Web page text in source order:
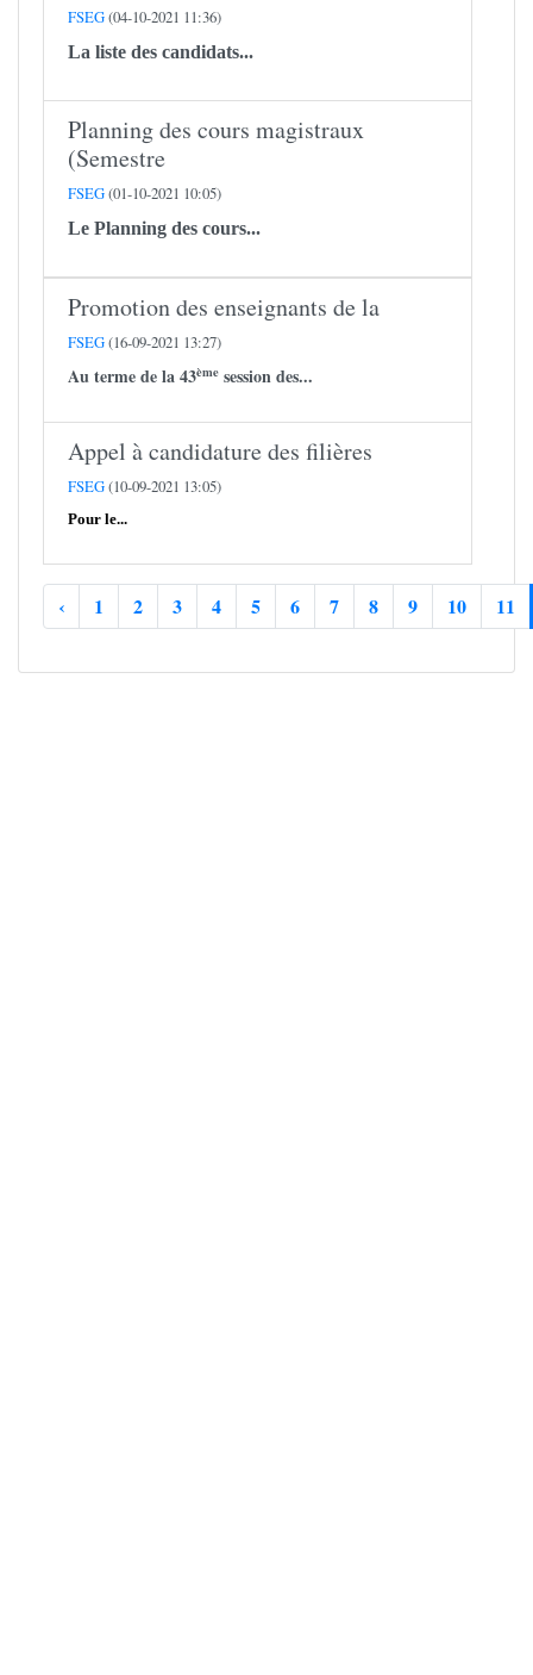
FSEG(04-10-2021 11:36)
La liste des candidats...
Planning des cours magistraux
(Semestre
FSEG(01-10-2021 10:05)
Le Planning des cours...
Promotion des enseignants de la
FSEG(16-09-2021 13:27)
Au terme de la 43ème session des...
Appel à candidature des filières
FSEG(10-09-2021 13:05)
Pour le...
‹ 1 2 3 4 5 6 7 8 9 10 11